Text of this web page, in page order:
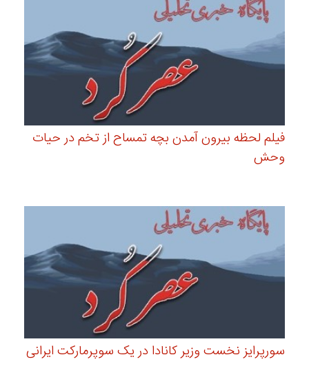
فیلم لحظه بیرون آمدن بچه تمساح از تخم در حیات
وحش
سورپرایز نخست وزیر کانادا در یک سوپرمارکت ایرانی